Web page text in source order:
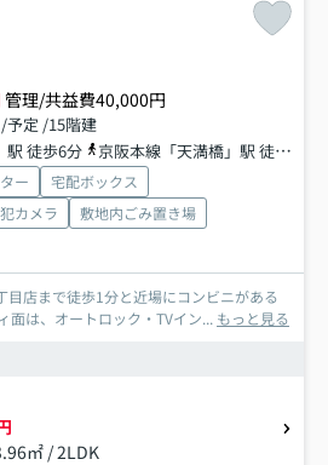
管理/共益費40,000円
予定 /15階建
駅 徒歩6分
京阪本線「天満橋」駅 徒歩6分
ー
宅配ボックス
カメラ
敷地内ごみ置き場
目店まで徒歩1分と近場にコンビニがある
面は、オートロック・TVイン... もっと見る
㎡ / 2LDK